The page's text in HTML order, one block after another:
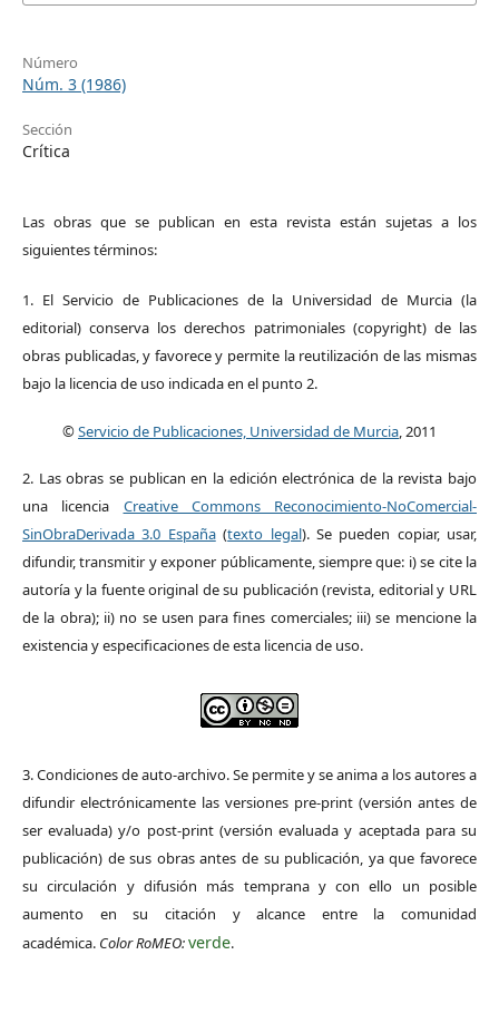
Número
Núm. 3 (1986)
Sección
Crítica
Las obras que se publican en esta revista están sujetas a los
siguientes términos:
1. El Servicio de Publicaciones de la Universidad de Murcia (la
editorial) conserva los derechos patrimoniales (copyright) de las
obras publicadas, y favorece y permite la reutilización de las mismas
bajo la licencia de uso indicada en el punto 2.
©Servicio de Publicaciones, Universidad de Murcia, 2011
2. Las obras se publican en la edición electrónica de la revista bajo
una licencia Creative Commons Reconocimiento-NoComercial-
SinObraDerivada 3.0 España(texto legal). Se pueden copiar, usar,
difundir, transmitir y exponer públicamente, siempre que: i) se cite la
autoría y la fuente original de su publicación (revista, editorial y URL
de la obra); ii) no se usen para fines comerciales; iii) se mencione la
existencia y especificaciones de esta licencia de uso.
3. Condiciones de auto-archivo. Se permite y se anima a los autores a
difundir electrónicamente las versiones pre-print (versión antes de
ser evaluada) y/o post-print (versión evaluada y aceptada para su
publicación) de sus obras antes de su publicación, ya que favorece
su circulación y difusión más temprana y con ello un posible
aumento en su citación y alcance entre la comunidad
académica. Color RoMEO:verde.